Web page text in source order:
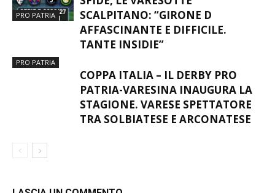
DERBY, AMBIZIONI E NUOVE
SFIDE, LE VARESOTTE
SCALPITANO: “GIRONE D
AFFASCINANTE E DIFFICILE.
COPPA ITALIA – IL DERBY PRO
PATRIA-VARESINA INAUGURA LA
STAGIONE. VARESE SPETTATORE